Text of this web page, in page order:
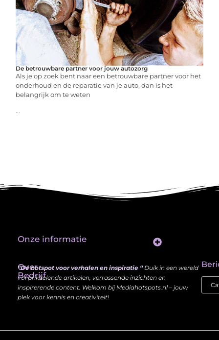
De betrouwbare partner voor jouw autozorg
Als je op zoek bent naar een betrouwbare partner voor het
onderhoud en de reparatie van je auto, dan is het
belangrijk om te weten
...
Over
Bedrijf
“Dé hotspot voor verhalen en inspiratie “Duik in een wereld
vol prikkelende artikelen, verrassende inzichten en
inspirerende content. Welkom bij Mediahotspots.nl – jouw
plek voor kennis en creativiteit!
Onze informatie